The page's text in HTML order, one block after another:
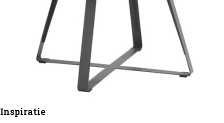
Inspiratie